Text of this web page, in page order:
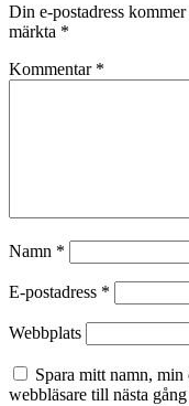
Din e-postadress
märkta *
Kommentar *
Namn *
E-postadress *
Webbplats
Spara mitt namn, min
webbläsare till nästa